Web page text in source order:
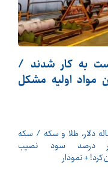
به کار شدند /
مواد اولیه مشکل
۳۰ ساله دلار، طلا و سکه / سکه
درصد سود نصیب
کرد! + نمودار